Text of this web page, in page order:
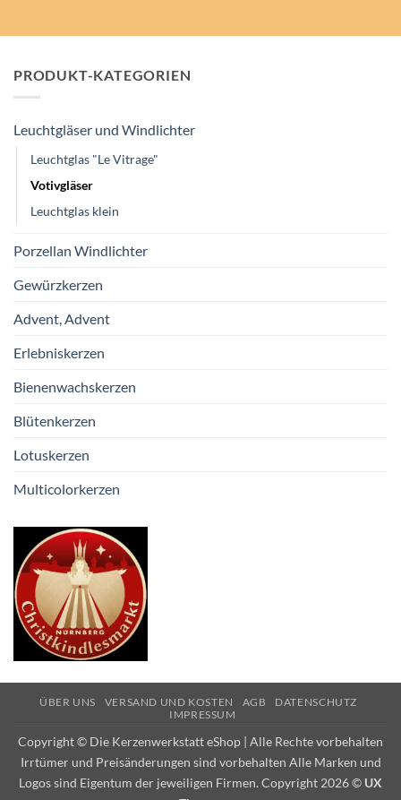
PRODUKT-KATEGORIEN
Leuchtgläser und Windlichter
Leuchtglas "Le Vitrage"
Votivgläser
Leuchtglas klein
Porzellan Windlichter
Gewürzkerzen
Advent, Advent
Erlebniskerzen
Bienenwachskerzen
Blütenkerzen
Lotuskerzen
Multicolorkerzen
ÜBER UNS VERSAND UND KOSTEN AGB
DATENSCHUTZ
IMPRESSUM
Copyright © Die Kerzenwerkstatt eShop | Alle Rechte vorbehalten
Irrtümer und Preisänderungen sind vorbehalten Alle Marken und
Logos sind Eigentum der jeweiligen Firmen. Copyright 2026 © UX